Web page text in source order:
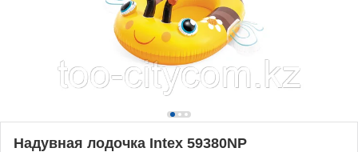
Надувная лодочка Intex 59380NP